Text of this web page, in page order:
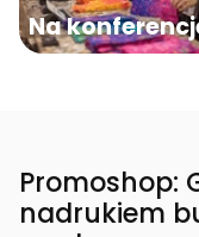
Na
Promoshop:
nadrukiem